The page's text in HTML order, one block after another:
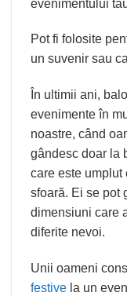
evenimentului
Pot fi folosite
un suvenir sau
În ultimii ani,
evenimente în
noastre, când
gândesc doar la
care este
sfoară. Ei se pot
dimensiuni care
diferite nevoi.
Unii oameni
festive la un